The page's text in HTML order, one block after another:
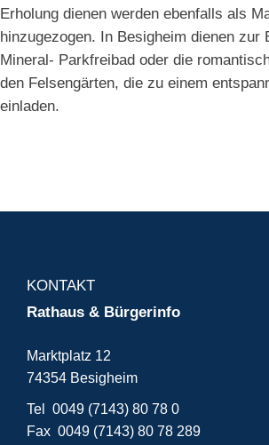
Erholung dienen werden ebenfalls als
hinzugezogen. In Besigheim dienen zur
Mineral- Parkfreibad oder die
den Felsengärten, die zu einem
einladen.
KONTAKT
Rathaus & Bürgerinfo
Marktplatz 12
74354 Besigheim
Tel 0049 (7143) 80 78 0
Fax 0049 (7143) 80 78 289